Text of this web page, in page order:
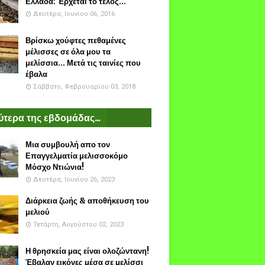
Δευτέρα, Ιουνίου 06, 2016
Βρίσκω χούφτες πεθαμένες
μέλισσες σε όλα μου τα
μελίσσια... Μετά τις ταινίες που
έβαλα
Σάββατο, Φεβρουαρίου 03, 2018
της εβδομάδας...
Μια συμβουλή απο τον
Επαγγελματία μελισσοκόμο
Μόσχο Ντιώνια!
Δευτέρα, Ιουνίου 26, 2023
Διάρκεια ζωής & αποθήκευση του
μελιού
Τετάρτη, Αυγούστου 02, 2023
Η θρησκεία μας είναι ολοζώντανη!
Έβαλαν εικόνες μέσα σε μελίσσι